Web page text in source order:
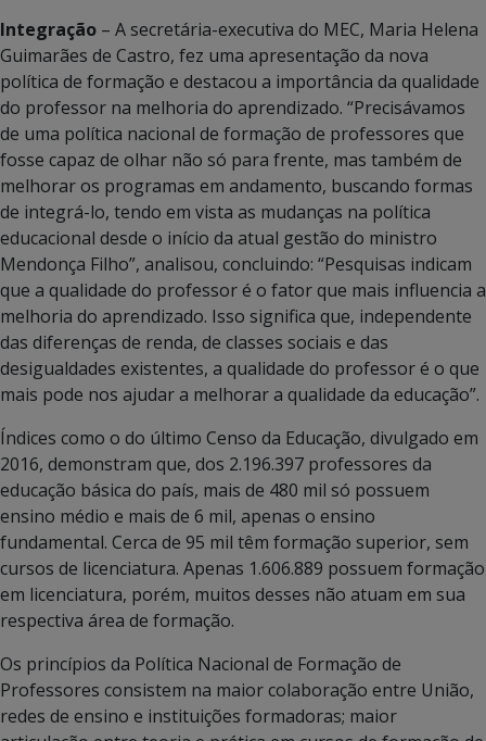
Integração – A secretária-executiva do MEC, Maria Helena
Guimarães de Castro, fez uma apresentação da nova
política de formação e destacou a importância da qualidade
do professor na melhoria do aprendizado. “Precisávamos
de uma política nacional de formação de professores que
fosse capaz de olhar não só para frente, mas também de
melhorar os programas em andamento, buscando formas
de integrá-lo, tendo em vista as mudanças na política
educacional desde o início da atual gestão do ministro
Mendonça Filho”, analisou, concluindo: “Pesquisas indicam
que a qualidade do professor é o fator que mais influencia a
melhoria do aprendizado. Isso significa que, independente
das diferenças de renda, de classes sociais e das
desigualdades existentes, a qualidade do professor é o que
mais pode nos ajudar a melhorar a qualidade da educação”.
Índices como o do último Censo da Educação, divulgado em
2016, demonstram que, dos 2.196.397 professores da
educação básica do país, mais de 480 mil só possuem
ensino médio e mais de 6 mil, apenas o ensino
fundamental. Cerca de 95 mil têm formação superior, sem
cursos de licenciatura. Apenas 1.606.889 possuem formação
em licenciatura, porém, muitos desses não atuam em sua
respectiva área de formação.
Os princípios da Política Nacional de Formação de
Professores consistem na maior colaboração entre União,
redes de ensino e instituições formadoras; maior